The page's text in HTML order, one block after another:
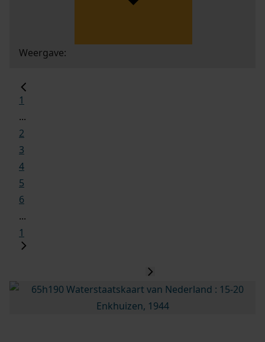
Weergave:
1
...
2
3
4
5
6
...
1